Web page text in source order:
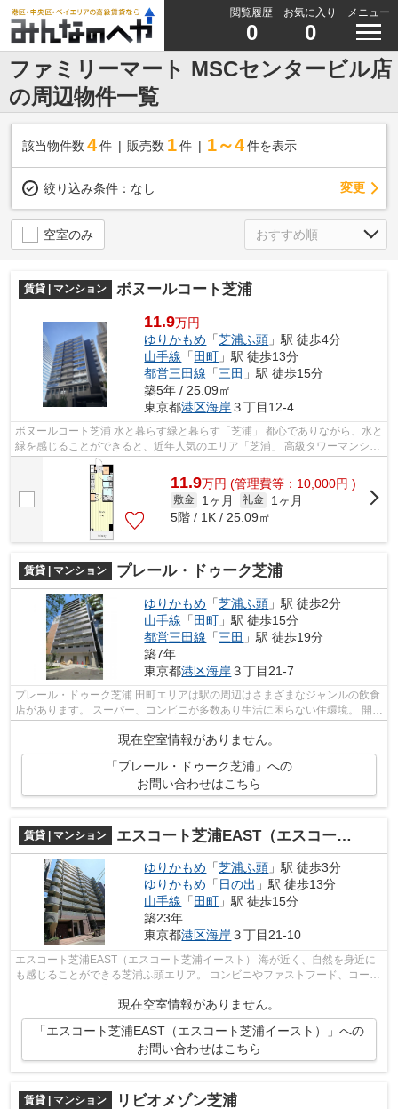
閲覧履歴
0
お気に入り
0
メニュー
ファミリーマート MSCセンタービル店
の周辺物件一覧
該当物件数 4件 販売数 1 件 1～4 件を表示
絞り込み条件： なし 変更
空室のみ
賃貸 | マンション ボヌールコート芝浦
11.9万円
ゆりかもめ 「芝浦ふ頭 」駅 徒歩4分
山手線 「 田町 」駅 徒歩13分
都営三田線 「三田 」駅 徒歩15分
築5年 / 25.09㎡
東京都港区海岸３丁目12-4
ボヌールコート芝浦 水と暮らす緑と暮らす「芝浦」 都心でありながら、水と
緑を感じることができると、近年人気のエリア「芝浦」 高級タワーマンショ
ンも多く建設され、新駅建設の...
11.9万円 (管理費等：10,000円 )
敷金 1ヶ月 礼金
1ヶ月
5階 / 1K / 25.09㎡
賃貸 | マンション プレール・ドゥーク芝浦
ゆりかもめ 「芝浦ふ頭 」駅 徒歩2分
山手線 「田町 」駅 徒歩15分
都営三田線 「三田 」駅 徒歩19分
築7年
東京都港区海岸３丁目21-7
プレール・ドゥーク芝浦 田町エリアは駅の周辺はさまざまなジャンルの飲食
店があります。 スーパー、コンビニが多数あり生活に困らない住環境。 開発
現在空室情報がありません。
「プレール・ドゥーク芝浦」への
お問い合わせはこちら
賃貸 | マンション エスコート芝浦EAST（エスコート芝浦イースト）
ゆりかもめ 「芝浦ふ頭 」駅 徒歩3分
ゆりかもめ 「 日の出 」駅 徒歩13分
山手線 「 田町 」駅 徒歩15分
築23年
東京都港区海岸３丁目21-10
エスコート芝浦EAST（エスコート芝浦イースト） 海が近く、自然を身近に
も感じることができる芝浦ふ頭エリア。 コンビニやファストフード、コーヒ
ーショップ、飲食店もあるので1人暮...
現在空室情報がありません。
「エスコート芝浦EAST（エスコート芝浦イースト）」への
お問い合わせはこちら
賃貸 | マンション リビオメゾン芝浦